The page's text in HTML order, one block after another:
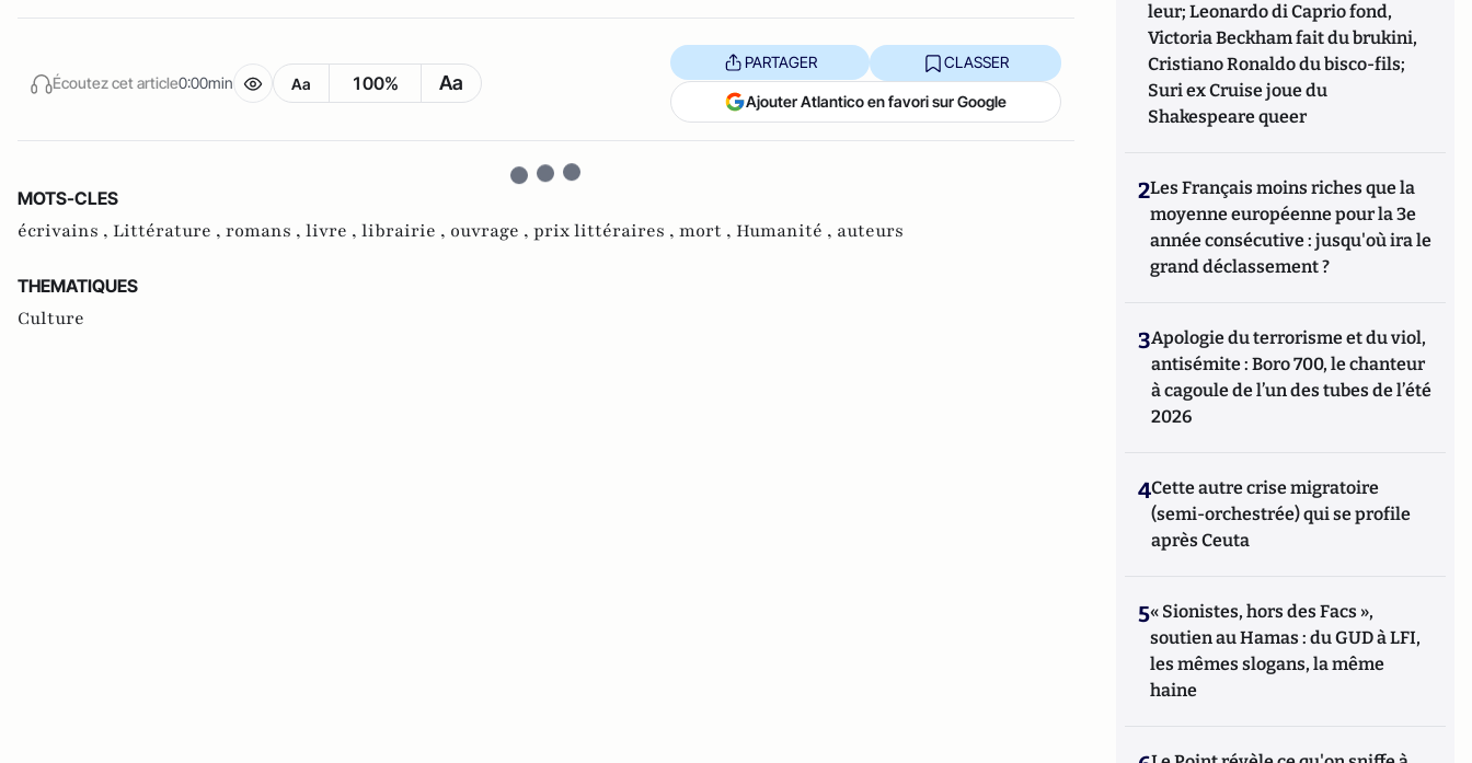
Écoutez cet article0:00min Aa 100% Aa
PARTAGER CLASSER
Ajouter Atlantico en favori sur Google
MOTS-CLES
écrivains , Littérature , romans , livre , librairie , ouvrage , prix littéraires , mort , Humanité , auteurs
THEMATIQUES
Culture
leur; Leonardo di Caprio fond,
Victoria Beckham fait du brukini,
Cristiano Ronaldo du bisco-fils;
Suri ex Cruise joue du
Shakespeare queer
2Les Français moins riches que la
moyenne européenne pour la 3e
année consécutive : jusqu'où ira le
grand déclassement ?
3Apologie du terrorisme et du viol,
antisémite : Boro 700, le chanteur
à cagoule de l’un des tubes de l’été
2026
4Cette autre crise migratoire
(semi-orchestrée) qui se profile
après Ceuta
5« Sionistes, hors des Facs »,
soutien au Hamas : du GUD à LFI,
les mêmes slogans, la même
haine